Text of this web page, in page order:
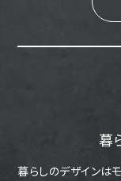
暮
暮らしのデザインは